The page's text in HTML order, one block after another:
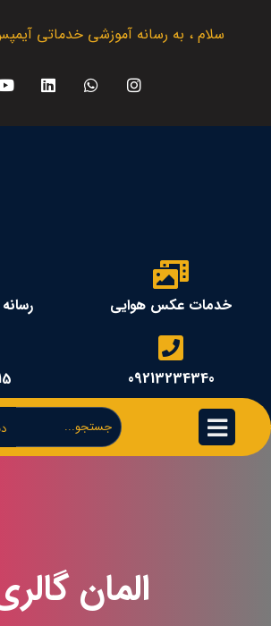
سلام ، به رسانه آموزشی خدماتی
خدمات عکس هوایی
09213234340
المان